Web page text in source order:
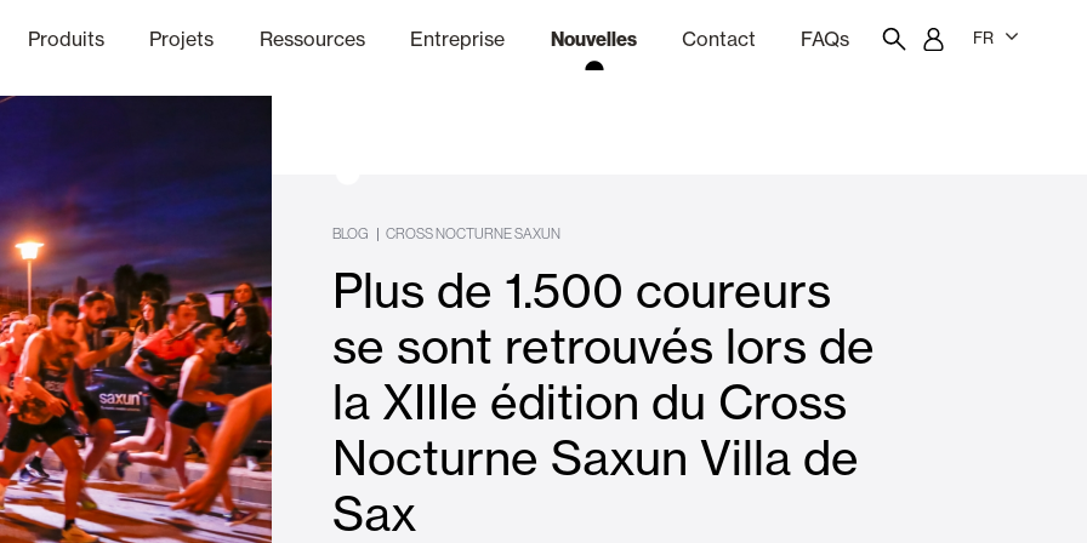
Produits Projets
Bureaux Logements
Ressources Entreprise
Éthique
Nouvelles Contact FAQs FR
BLOG | CROSS NOCTURNE SAXUN
Plus de 1.500 coureurs
se sont retrouvés lors de
la XIIIe édition du Cross
Nocturne Saxun Villa de
Sax